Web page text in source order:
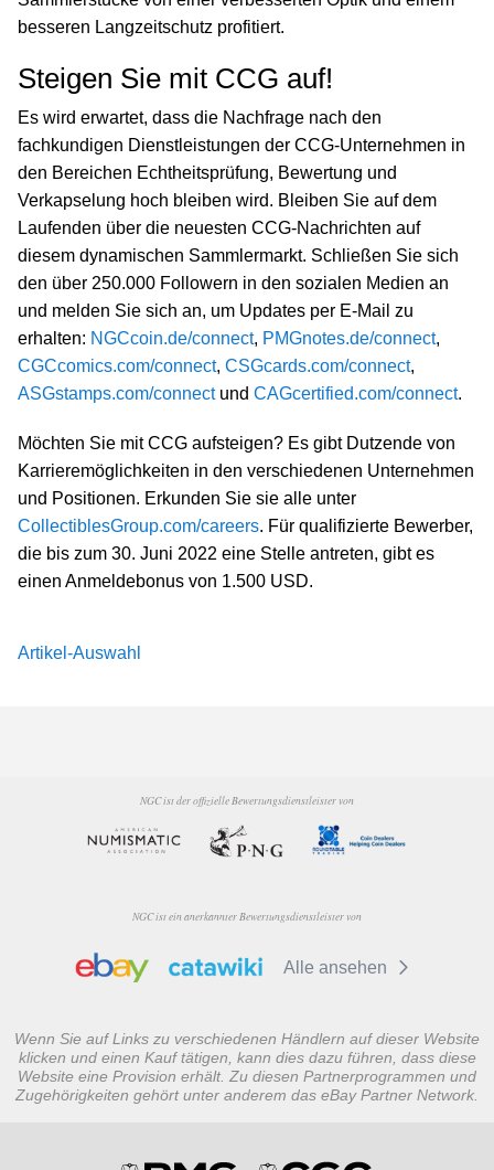
besseren Langzeitschutz profitiert.
Steigen Sie mit CCG auf!
Es wird erwartet, dass die Nachfrage nach den
fachkundigen Dienstleistungen der CCG-Unternehmen in
den Bereichen Echtheitsprüfung, Bewertung und
Verkapselung hoch bleiben wird. Bleiben Sie auf dem
Laufenden über die neuesten CCG-Nachrichten auf
diesem dynamischen Sammlermarkt. Schließen Sie sich
den über 250.000 Followern in den sozialen Medien an
und melden Sie sich an, um Updates per E-Mail zu
erhalten: NGCcoin.de/connect, PMGnotes.de/connect,
CGCcomics.com/connect, CSGcards.com/connect,
ASGstamps.com/connectund CAGcertified.com/connect.
Möchten Sie mit CCG aufsteigen? Es gibt Dutzende von
Karrieremöglichkeiten in den verschiedenen Unternehmen
und Positionen. Erkunden Sie sie alle unter
CollectiblesGroup.com/careers. Für qualifizierte Bewerber,
die bis zum 30. Juni 2022 eine Stelle antreten, gibt es
einen Anmeldebonus von 1.500 USD.
Artikel-Auswahl
NGC ist der offizielle Bewertungsdienstleister von
NGC ist ein anerkannter Bewertungsdienstleister von
Alle ansehen
Wenn Sie auf Links zu verschiedenen Händlern auf dieser Website
klicken und einen Kauf tätigen, kann dies dazu führen, dass diese
Website eine Provision erhält. Zu diesen Partnerprogrammen und
Zugehörigkeiten gehört unter anderem das eBay Partner Network.